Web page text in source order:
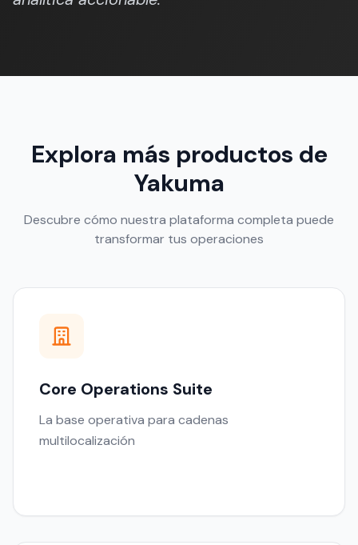
Explora más productos de
Yakuma
Descubre cómo nuestra plataforma completa puede
transformar tus operaciones
Core Operations Suite
La base operativa para cadenas
multilocalización